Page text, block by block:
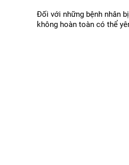
Đối với những bệnh nhân
không hoàn toàn có thể